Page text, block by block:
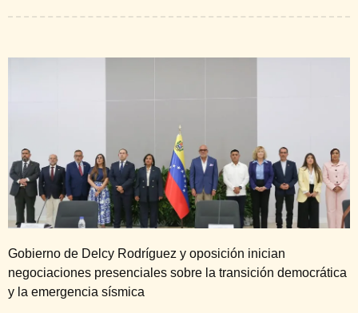
Gobierno de Delcy Rodríguez y oposición inician
negociaciones presenciales sobre la transición democrática
y la emergencia sísmica